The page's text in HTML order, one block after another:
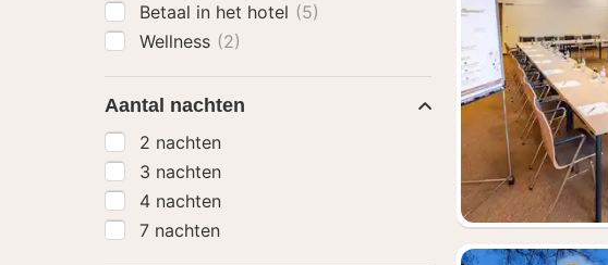
Vorige foto
Betaal in het hotel (5)
Wellness (2)
Aantal nachten
2 nachten
3 nachten
4 nachten
7 nachten